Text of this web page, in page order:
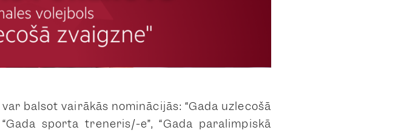
balsot vairākās nominācijās: “Gada uzlecošā
sporta treneris/-e”, “Gada paralimpiskā